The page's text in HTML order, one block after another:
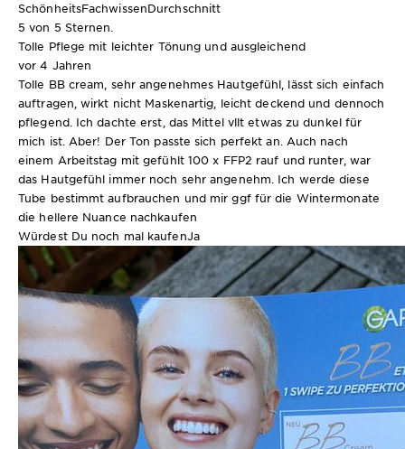
SchönheitsFachwissenDurchschnitt
5 von 5 Sternen.
Tolle Pflege mit leichter Tönung und ausgleichend
vor 4 Jahren
Tolle BB cream, sehr angenehmes Hautgefühl, lässt sich einfach
auftragen, wirkt nicht Maskenartig, leicht deckend und dennoch
pflegend. Ich dachte erst, das Mittel vllt etwas zu dunkel für
mich ist. Aber! Der Ton passte sich perfekt an. Auch nach
einem Arbeitstag mit gefühlt 100 x FFP2 rauf und runter, war
das Hautgefühl immer noch sehr angenehm. Ich werde diese
Tube bestimmt aufbrauchen und mir ggf für die Wintermonate
die hellere Nuance nachkaufen
Würdest Du noch mal kaufenJa